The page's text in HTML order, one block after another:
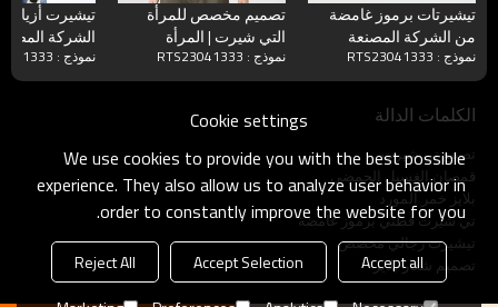
تيشيرتات برموز غامضة
من الشركة المصنعة
للملابس، غسول حمضي
كبير الحجم للرجال
نموذج : RTS23041333
تصميم مخصص للمرأة
التي شيرت | المرأة
230GSM القطن المحاصيل
الأعلى | تي شيرت مطبوع
بالحمض
نموذج : RTS23041333
تيشيرت
الشركة
كبير مناسب
نموذج : RTS23041333
الكلمات الدالة
تصنيع تي شيرت
قمصان الغسيل الحمضي
بلايز خمر المورد
تي شيرت قطني برموز غامضة
تيشيرت رجالي مخصص
تصميم شعار بلايز
Cookie settings
We use cookies to provide you with the best possible
experience. They also allow us to analyze user behavior in
order to constantly improve the website for you.
Accept all
Accept Selection
Reject All